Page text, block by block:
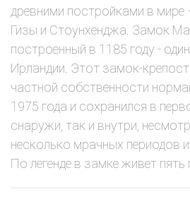
древними постройками в мире
Гизы и Стоунхенджа. Замок
построенный в 1185 году -
Ирландии. Этот замок-
частной собственности
1975 года и сохранился в
снаружи, так и внутри,
несколько мрачных периодов
По легенде в замке живет пять